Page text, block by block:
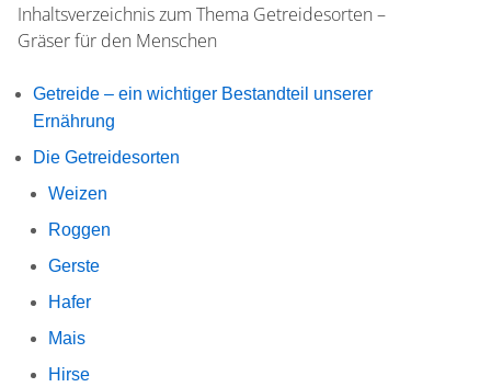
Inhaltsverzeichnis zum Thema Getreidesorten –
Gräser für den Menschen
Getreide – ein wichtiger Bestandteil unserer
Ernährung
Die Getreidesorten
Weizen
Roggen
Gerste
Hafer
Mais
Hirse